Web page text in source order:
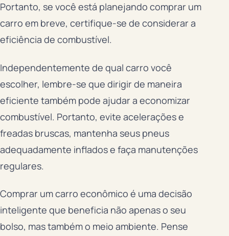
Portanto, se você está planejando comprar um
carro em breve, certifique-se de considerar a
eficiência de combustível.
Independentemente de qual carro você
escolher, lembre-se que dirigir de maneira
eficiente também pode ajudar a economizar
combustível. Portanto, evite acelerações e
freadas bruscas, mantenha seus pneus
adequadamente inflados e faça manutenções
regulares.
Comprar um carro econômico é uma decisão
inteligente que beneficia não apenas o seu
bolso, mas também o meio ambiente. Pense